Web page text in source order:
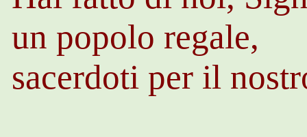
un popolo regale,
sacerdoti per il